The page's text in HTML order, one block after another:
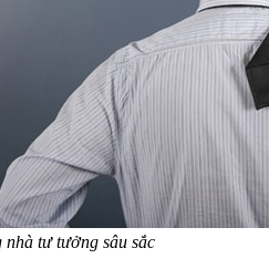
tư tưởng sâu sắc